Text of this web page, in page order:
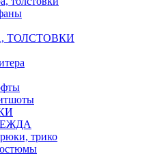
ТОЛСТОВКИ
трико